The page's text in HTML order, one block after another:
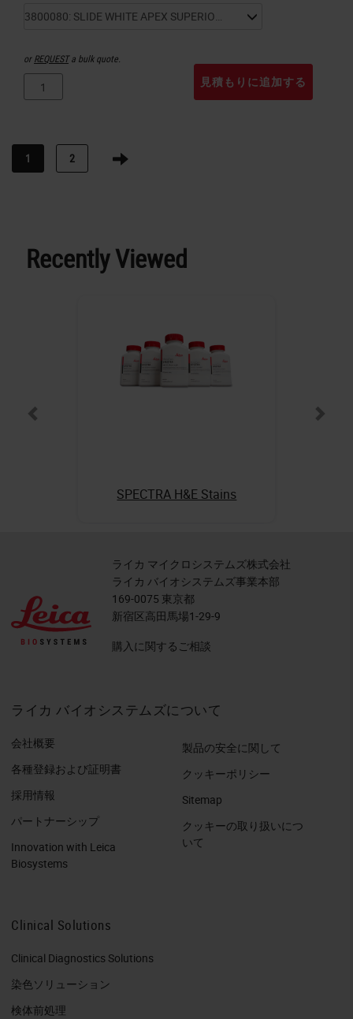
orREQUESTa bulk quote.
見積もりに追加する
1 2
Recently Viewed
SPECTRA H&E Stains
ライカ マイクロシステムズ株式会社
ライカ バイオシステムズ事業本部
169-0075 東京都
新宿区高田馬場1-29-9
購入に関するご相談
ライカ バイオシステムズについて
会社概要
各種登録および証明書
採用情報
パートナーシップ
Innovation with Leica
Biosystems
製品の安全に関して
クッキーポリシー
Sitemap
クッキーの取り扱いにつ
いて
Clinical Solutions
Clinical Diagnostics Solutions
染色ソリューション
検体前処理